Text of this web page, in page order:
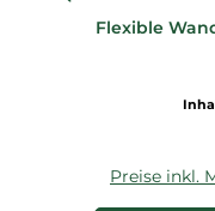
Flexible
Preise inkl.